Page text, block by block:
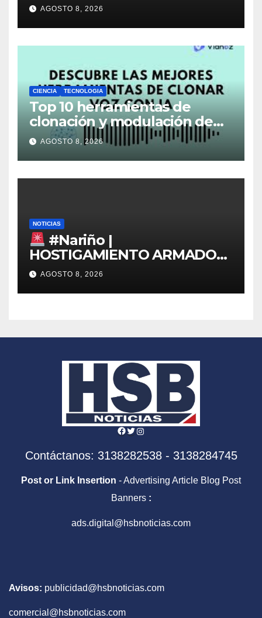
ALERTA POR EL FUTURO DEL
TRANSPORTE
AGOSTO 8, 2026
CIENCIA TECNOLOGIA
Top 10 herramientas de
clonación y modulación de
voz que están
revolucionando la creación
de contenido en 2026
AGOSTO 8, 2026
NOTICIAS
#Nariño |
HOSTIGAMIENTO ARMADO
EN SAN JOSÉ DE ALBÁN
AGOSTO 8, 2026
Facebook
Twitter
Instagram
Contáctanos: 3138282538 - 3138284745
Post or Link Insertion - Advertising Article Blog Post
Banners :
ads.digital@hsbnoticias.com
Avisos: publicidad@hsbnoticias.com
comercial@hsbnoticias.com